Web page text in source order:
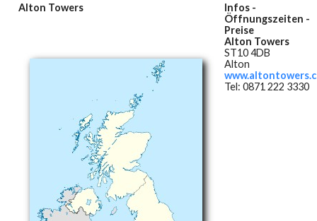
Alton Towers
Infos -
Öffnungszeiten -
Preise
Alton Towers
ST10 4DB
Alton
Tel: 0871 222 3330